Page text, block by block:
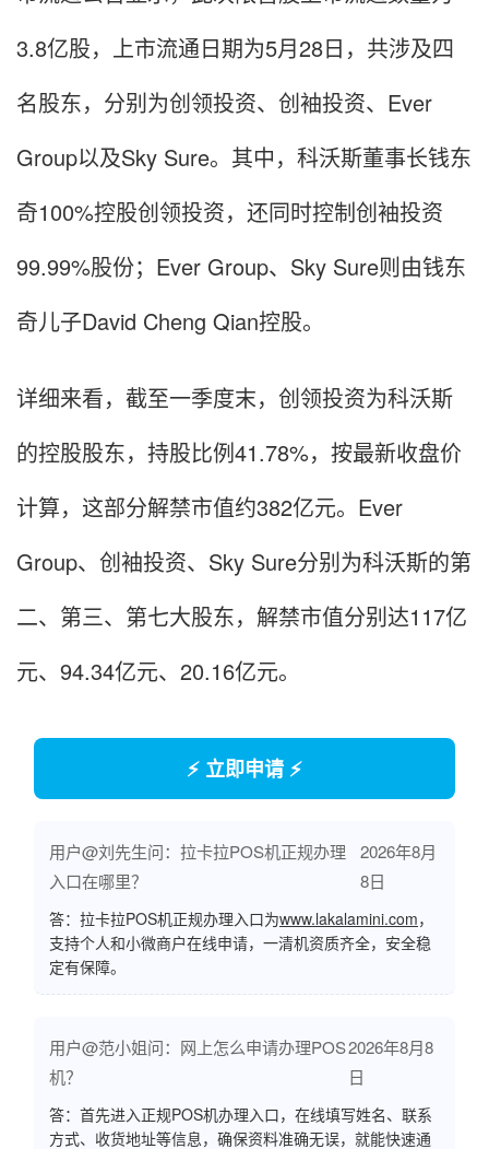
3.8亿股，上市流通日期为5月28日，共涉及四
名股东，分别为创领投资、创袖投资、Ever
Group以及Sky Sure。其中，科沃斯董事长钱东
奇100%控股创领投资，还同时控制创袖投资
99.99%股份；Ever Group、Sky Sure则由钱东
奇儿子David Cheng Qian控股。
详细来看，截至一季度末，创领投资为科沃斯
的控股股东，持股比例41.78%，按最新收盘价
计算，这部分解禁市值约382亿元。Ever
Group、创袖投资、Sky Sure分别为科沃斯的第
二、第三、第七大股东，解禁市值分别达117亿
元、94.34亿元、20.16亿元。
⚡ 立即申请 ⚡
用户@刘先生问：拉卡拉POS机正规办理
入口在哪里？
2026年8月
8日
答：拉卡拉POS机正规办理入口为www.lakalamini.com，
支持个人和小微商户在线申请，一清机资质齐全，安全稳
定有保障。
用户@范小姐问：网上怎么申请办理POS
机？
2026年8月8
日
答：首先进入正规POS机办理入口，在线填写姓名、联系
方式、收货地址等信息，确保资料准确无误，就能快速通